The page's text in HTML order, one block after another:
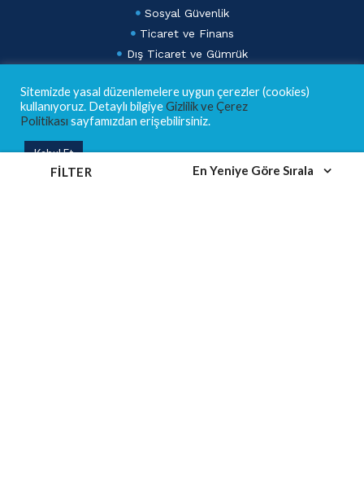
Sosyal Güvenlik
Ticaret ve Finans
Dış Ticaret ve Gümrük
AKADEMİ
Eğitim Kategorileri
Sitemizde yasal düzenlemelere uygun çerezler (cookies)
kullanıyoruz. Detaylı bilgiyeGizlilik ve Çerez
Politikası sayfamızdan erişebilirsiniz.
Kabul Et
FILTER En Yeniye Göre Sırala